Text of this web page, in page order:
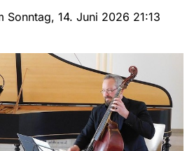
Sonntag, 14. Juni 2026 21:13